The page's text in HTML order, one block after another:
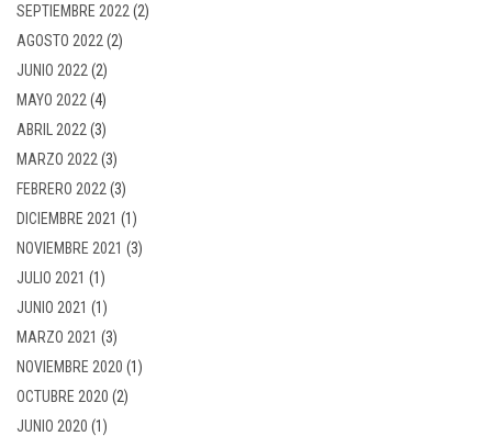
SEPTIEMBRE 2022 (2)
AGOSTO 2022 (2)
JUNIO 2022 (2)
MAYO 2022 (4)
ABRIL 2022 (3)
MARZO 2022 (3)
FEBRERO 2022 (3)
DICIEMBRE 2021 (1)
NOVIEMBRE 2021 (3)
JULIO 2021 (1)
JUNIO 2021 (1)
MARZO 2021 (3)
NOVIEMBRE 2020 (1)
OCTUBRE 2020 (2)
JUNIO 2020 (1)